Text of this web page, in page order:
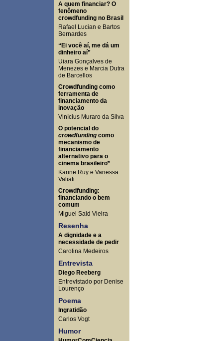
A quem financiar? O
fenômeno
crowdfunding no Brasil
Rafael Lucian e Bartos
Bernardes
“Ei você aí, me dá um
dinheiro aí”
Uiara Gonçalves de
Menezes e Marcia Dutra
de Barcellos
Crowdfunding como
ferramenta de
financiamento da
inovação
Vinícius Muraro da Silva
O potencial do
crowdfunding como
mecanismo de
financiamento
alternativo para o
cinema brasileiro*
Karine Ruy e Vanessa
Valiati
Crowdfunding:
financiando o bem
comum
Miguel Said Vieira
Resenha
A dignidade e a
necessidade de pedir
Carolina Medeiros
Entrevista
Diego Reeberg
Entrevistado por Denise
Lourenço
Poema
Ingratidão
Carlos Vogt
Humor